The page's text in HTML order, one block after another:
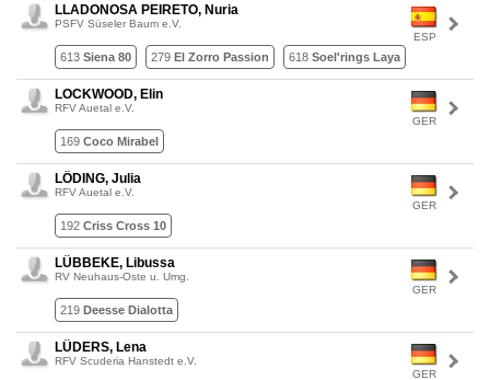
ESP
LLADONOSA PEIRETO, Nuria
PSFV Süseler Baum e.V.
613 Siena 80 279 El Zorro Passion 618 Soel'rings Laya
GER
LOCKWOOD, Elin
RFV Auetal e.V.
169 Coco Mirabel
GER
LÖDING, Julia
RFV Auetal e.V.
192 Criss Cross 10
GER
LÜBBEKE, Libussa
RV Neuhaus-Oste u. Umg.
219 Deesse Dialotta
GER
LÜDERS, Lena
RFV Scuderia Hanstedt e.V.